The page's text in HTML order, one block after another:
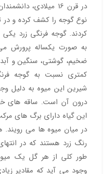
در قرن 16 میلادی،
نوع گوجه را کشف کرده و در
کردند. گوجه فرنگی زرد
به صورت یکساله پرورش
ضخیم، گوشتی، سنگین و
کمتری نسبت به گوجه
شیرین این میوه به دلیل
درون آن است. ساقه های
این گیاه دارای برگ های
در میان میوه ها می
رنگ زرد هستند که در
طور کلی از هر گل یک